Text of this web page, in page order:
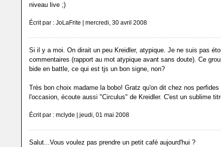
niveau live ;)
Écrit par : JoLaFrite | mercredi, 30 avril 2008
Si il y a moi. On dirait un peu Kreidler, atypique. Je ne suis pas
commentaires (rapport au mot atypique avant sans doute). Ce
bide en battle, ce qui est tjs un bon signe, non?
Très bon choix madame la bobo! Gratz qu'on dit chez nos
l'occasion, écoute aussi "Circulus" de Kreidler. C'est un sublime
Écrit par : mclyde | jeudi, 01 mai 2008
Salut...Vous voulez pas prendre un petit café aujourd'hui ?